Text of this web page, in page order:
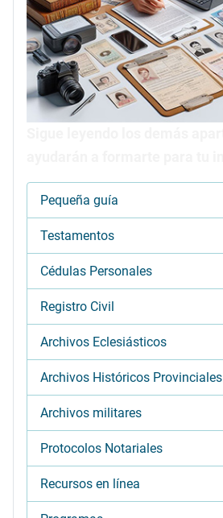
Pequeña guía
Testamentos
Cédulas Personales
Registro Civil
Archivos Eclesiásticos
Archivos Históricos Provinciales
Archivos militares
Protocolos Notariales
Recursos en línea